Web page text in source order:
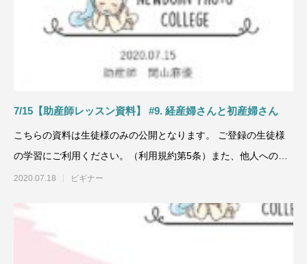
7/15【助産師レッスン資料】 #9. 経産婦さんと初産婦さん
こちらの資料は生徒様のみの公開となります。 ご登録の生徒様
の学習にご利用ください。（利用規約第5条）また、他人への譲
渡、コピーなど
2020.07.18 ビギナー